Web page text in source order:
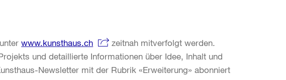
www.kunsthaus.ch
zeitnah mitverfolgt werden.
und detaillierte Informationen über Idee, Inhalt und
Newsletter mit der Rubrik «Erweiterung» abonniert